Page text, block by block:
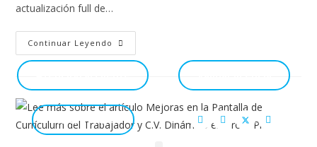
Mundo Profit
actualización full de…
Continuar Leyendo